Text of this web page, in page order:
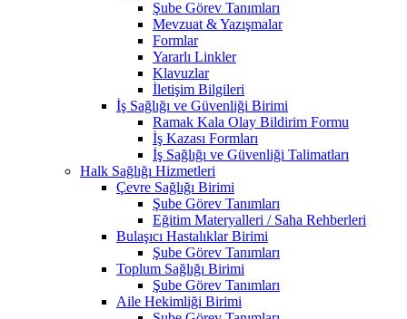
Şube Görev Tanımları
Mevzuat & Yazışmalar
Formlar
Yararlı Linkler
Klavuzlar
İletişim Bilgileri
İş Sağlığı ve Güvenliği Birimi
Ramak Kala Olay Bildirim Formu
İş Kazası Formları
İş Sağlığı ve Güvenliği Talimatları
Halk Sağlığı Hizmetleri
Çevre Sağlığı Birimi
Şube Görev Tanımları
Eğitim Materyalleri / Saha Rehberleri
Bulaşıcı Hastalıklar Birimi
Şube Görev Tanımları
Toplum Sağlığı Birimi
Şube Görev Tanımları
Aile Hekimliği Birimi